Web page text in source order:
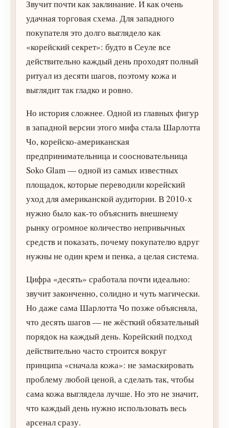
Звучит почти как заклинание. И как очень
удачная торговая схема. Для западного
покупателя это долго выглядело как
«корейский секрет»: будто в Сеуле все
действительно каждый день проходят полный
ритуал из десяти шагов, поэтому кожа и
выглядит так гладко и ровно.
Но история сложнее. Одной из главных фигур
в западной версии этого мифа стала Шарлотта
Чо, корейско-американская
предпринимательница и соосновательница
Soko Glam — одной из самых известных
площадок, которые переводили корейский
уход для американской аудитории. В 2010-х
нужно было как-то объяснить внешнему
рынку огромное количество непривычных
средств и показать, почему покупателю вдруг
нужны не один крем и пенка, а целая система.
Цифра «десять» сработала почти идеально:
звучит законченно, солидно и чуть магически.
Но даже сама Шарлотта Чо позже объясняла,
что десять шагов — не жёсткий обязательный
порядок на каждый день. Корейский подход
действительно часто строится вокруг
принципа «сначала кожа»: не замаскировать
проблему любой ценой, а сделать так, чтобы
сама кожа выглядела лучше. Но это не значит,
что каждый день нужно использовать весь
арсенал сразу.